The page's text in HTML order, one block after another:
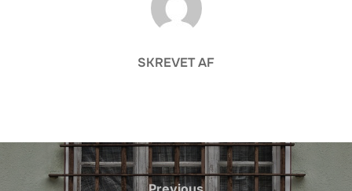
SKREVET AF
Indlægsnavigation
Previous